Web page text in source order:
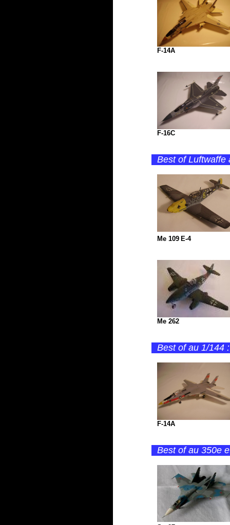
F-14A
F-16C
Best of Luftwaffe
Me 109 E-4
Me 262
Best of au 1/144 :
F-14A
Best of au 350e